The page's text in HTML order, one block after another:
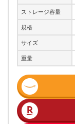
ストレージ容量
規格
サイズ
重量